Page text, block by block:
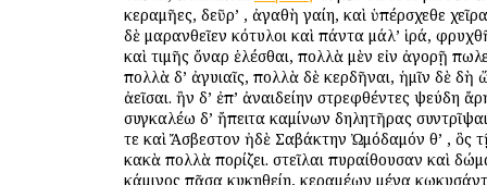
κεραμῆες, δεῦρ’ , ἀγαθὴ γαίη, καὶ ὑπέρσχεθε
δὲ μαρανθεῖεν κότυλοι καὶ πάντα μάλ’ ἱρά,
καὶ τιμῆς ὄναρ ἑλέσθαι, πολλὰ μὲν εἰν ἀγορῇ
πολλὰ δ’ ἀγυιαῖς, πολλὰ δὲ κερδῆναι, ἡμῖν δὲ δὴ
ἀεῖσαι. ἢν δ’ ἐπ’ ἀναιδείην στρεφθέντες ψεύδη
συγκαλέω δ’ ἤπειτα καμίνων δηλητῆρας
τε καὶ Ἄσβεστον ἠδὲ Σαβάκτην Ὠμόδαμόν θ’ , ὃς
κακὰ πολλὰ πορίζει. στεῖλαι πυραίθουσαν καὶ
κάμινος πᾶσα κυκηθείη, κεραμέων μέγα